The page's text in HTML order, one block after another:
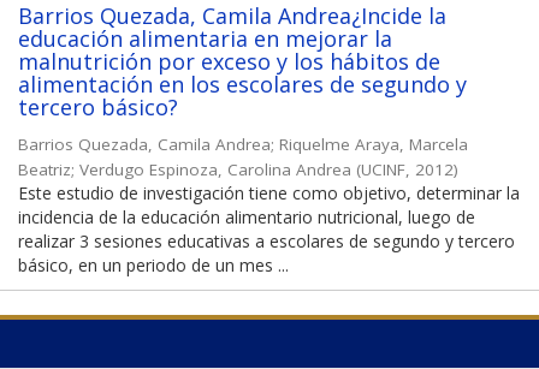
Barrios Quezada, Camila Andrea¿Incide la
educación alimentaria en mejorar la
malnutrición por exceso y los hábitos de
alimentación en los escolares de segundo y
tercero básico?
Barrios Quezada, Camila Andrea; Riquelme Araya, Marcela
Beatriz; Verdugo Espinoza, Carolina Andrea (UCINF, 2012)
Este estudio de investigación tiene como objetivo, determinar la
incidencia de la educación alimentario nutricional, luego de
realizar 3 sesiones educativas a escolares de segundo y tercero
básico, en un periodo de un mes ...